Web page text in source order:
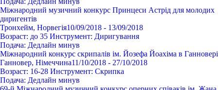
Міжнародний музичний конкурс Принцеси Астрід для молодих
диригентів
Тронхейм, Норвегія10/09/2018 - 13/09/2018
Возраст: до 35 Инструмент: Диригування
Подача: Дедлайн минув
Міжнародний конкурс скрипалів ім. Йозефа Йоахіма в Ганновері
Ганновер, Німеччина11/10/2018 - 27/10/2018
Возраст: 16-28 Инструмент: Cкрипка
Подача: Дедлайн минув